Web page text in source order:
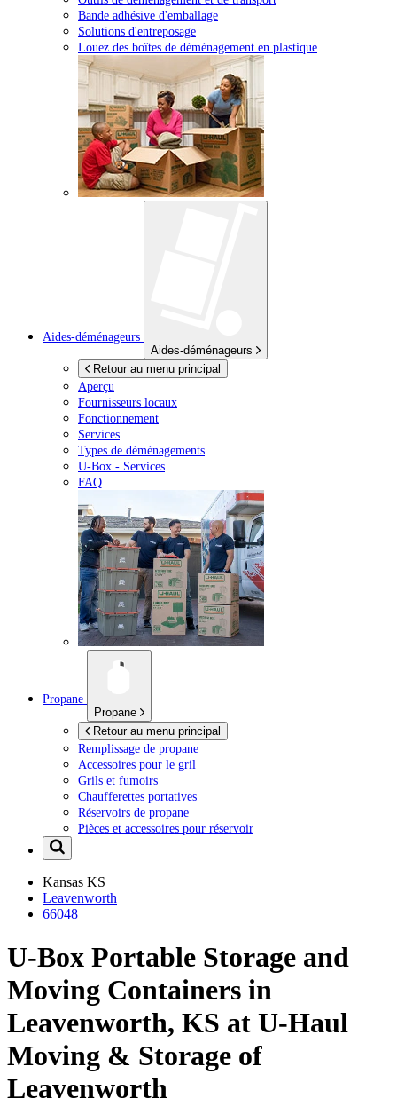
Bande adhésive d'emballage
Solutions d'entreposage
Louez des boîtes de déménagement en plastique
Aides-déménageurs
Aides-déménageurs
Retour au menu principal
Aperçu
Fournisseurs locaux
Fonctionnement
Services
Types de déménagements
U-Box - Services
FAQ
Propane
Propane
Retour au menu principal
Remplissage de propane
Accessoires pour le gril
Grils et fumoirs
Chaufferettes portatives
Réservoirs de propane
Pièces et accessoires pour réservoir
Kansas KS
Leavenworth
66048
U-Box Portable Storage and
Moving Containers in
Leavenworth, KS at U-Haul
Moving & Storage of
Leavenworth